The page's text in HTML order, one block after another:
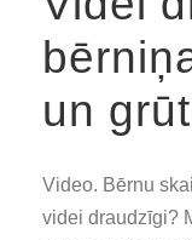
un
Video. Bērnu
videi draudzīgi?